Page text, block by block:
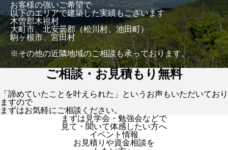
お客様の強いご希望で
以下のエリアで建築した実績もございます
木曽郡木祖村
大町市、北安曇郡（松川村、池田町）
駒ヶ根市、宮田村
※その他の近隣地域のご相談も承っております。
ご相談・お見積もり無料
「諦めていたことを叶えられた」というお声もいただいており
ますので
まずはお気軽にご相談ください。
まずは見学会・勉強会などで
見て・聞いて体感したい方へ
イベント情報
お見積りや資金相談を